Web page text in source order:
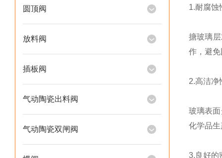
圆顶阀
放料阀
插板阀
气动陶瓷出料阀
气动陶瓷双闸阀
1.耐腐蚀
搪玻璃
作，避
2.高洁净
玻璃表
化学品
3.良好的